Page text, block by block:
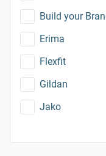
Build your
Erima
Flexfit
Gildan
Jako